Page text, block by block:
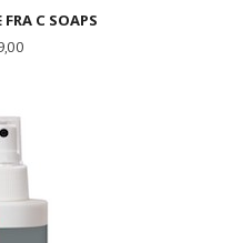
FRA C SOAPS